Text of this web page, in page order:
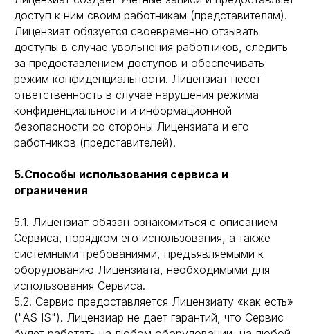
доступ к ним своим работникам (представителям).
Лицензиат обязуется своевременно отзывать
доступы в случае увольнения работников, следить
за предоставлением доступов и обеспечивать
режим конфиденциальности. Лицензиат несет
ответственность в случае нарушения режима
конфиденциальности и информационной
безопасности со стороны Лицензиата и его
работников (представителей).
5.Способы использования сервиса и
ограничения
5.1. Лицензиат обязан ознакомиться с описанием
Сервиса, порядком его использования, а также
системными требованиями, предъявляемыми к
оборудованию Лицензиата, необходимыми для
использования Сервиса.
5.2. Сервис предоставляется Лицензиату «как есть»
("AS IS"). Лицензиар не дает гарантий, что Сервис